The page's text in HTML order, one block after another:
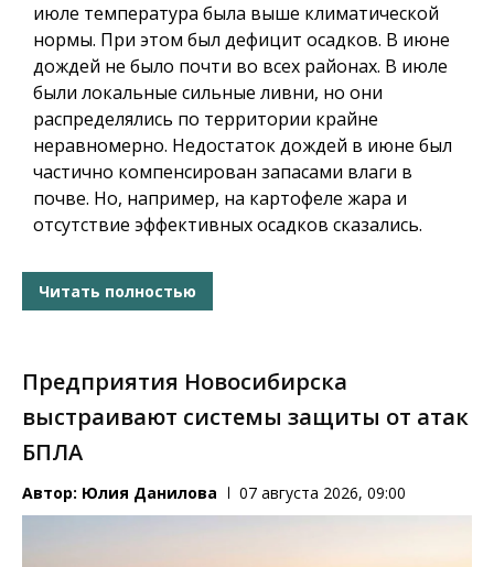
июле температура была выше климатической
нормы. При этом был дефицит осадков. В июне
дождей не было почти во всех районах. В июле
были локальные сильные ливни, но они
распределялись по территории крайне
неравномерно. Недостаток дождей в июне был
частично компенсирован запасами влаги в
почве. Но, например, на картофеле жара и
отсутствие эффективных осадков сказались.
Читать полностью
Предприятия Новосибирска
выстраивают системы защиты от атак
БПЛА
Автор: Юлия Данилова 07 августа 2026, 09:00